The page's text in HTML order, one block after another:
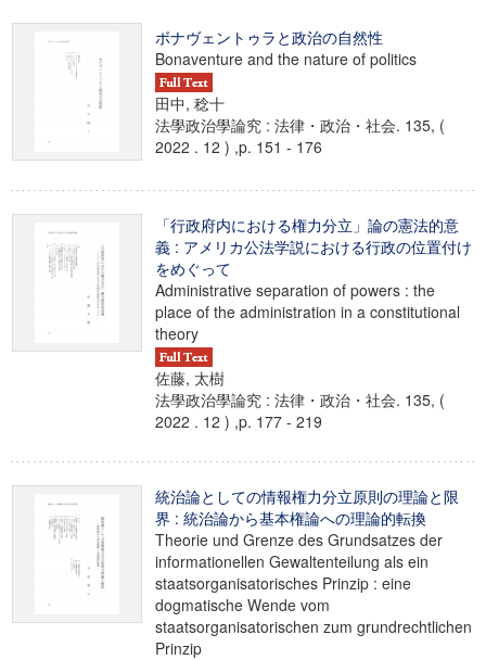
ボナヴェントゥラと政治の自然性
Bonaventure and the nature of politics
田中, 稔十
法學政治學論究 : 法律・政治・社会. 135, (
2022 . 12 ) ,p. 151 - 176
「行政府内における権力分立」論の憲法的意
義 : アメリカ公法学説における行政の位置付け
をめぐって
Administrative separation of powers : the
place of the administration in a constitutional
theory
佐藤, 太樹
法學政治學論究 : 法律・政治・社会. 135, (
2022 . 12 ) ,p. 177 - 219
統治論としての情報権力分立原則の理論と限
界 : 統治論から基本権論への理論的転換
Theorie und Grenze des Grundsatzes der
informationellen Gewaltenteilung als ein
staatsorganisatorisches Prinzip : eine
dogmatische Wende vom
staatsorganisatorischen zum grundrechtlichen
Prinzip